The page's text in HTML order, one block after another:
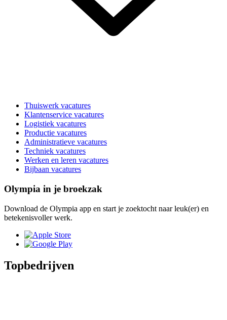
Thuiswerk vacatures
Klantenservice vacatures
Logistiek vacatures
Productie vacatures
Administratieve vacatures
Techniek vacatures
Werken en leren vacatures
Bijbaan vacatures
Olympia in je broekzak
Download de Olympia app en start je zoektocht naar leuk(er) en
betekenisvoller werk.
Topbedrijven